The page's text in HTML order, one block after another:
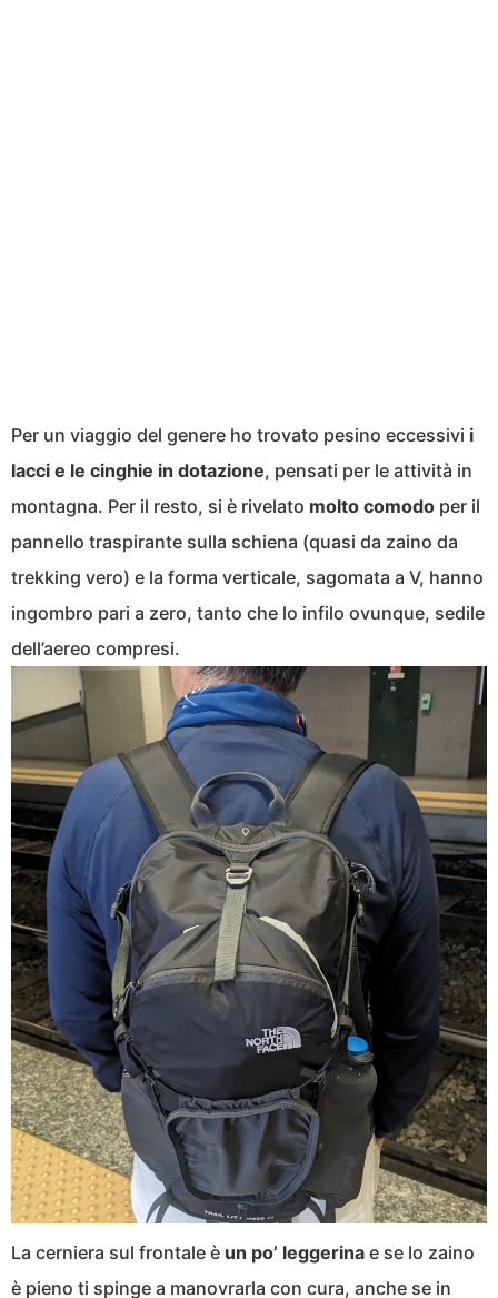
Per un viaggio del genere ho trovato pesino eccessivi i
lacci e le cinghie in dotazione, pensati per le attività in
montagna. Per il resto, si è rivelato molto comodo per il
pannello traspirante sulla schiena (quasi da zaino da
trekking vero) e la forma verticale, sagomata a V, hanno
ingombro pari a zero, tanto che lo infilo ovunque, sedile
dell’aereo compresi.
La cerniera sul frontale è un po’ leggerina e se lo zaino
è pieno ti spinge a manovrarla con cura, anche se in